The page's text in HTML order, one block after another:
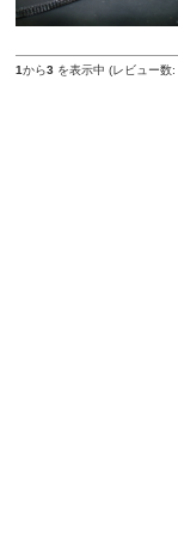
1から3 を表示中 (レビュー数: